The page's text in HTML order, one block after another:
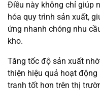
Điều này không chỉ giúp
hóa quy trình sản xuất,
ứng nhanh chóng nhu
kho.
Tăng tốc độ sản xuất
thiện hiệu quả hoạt
tranh tốt hơn trên thị